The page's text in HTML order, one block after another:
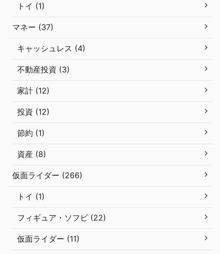
トイ (1)
マネー (37)
キャッシュレス (4)
不動産投資 (3)
家計 (12)
投資 (12)
節約 (1)
資産 (8)
仮面ライダー (266)
トイ (1)
フィギュア・ソフビ (22)
仮面ライダー (11)